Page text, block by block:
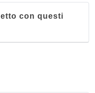
con questi